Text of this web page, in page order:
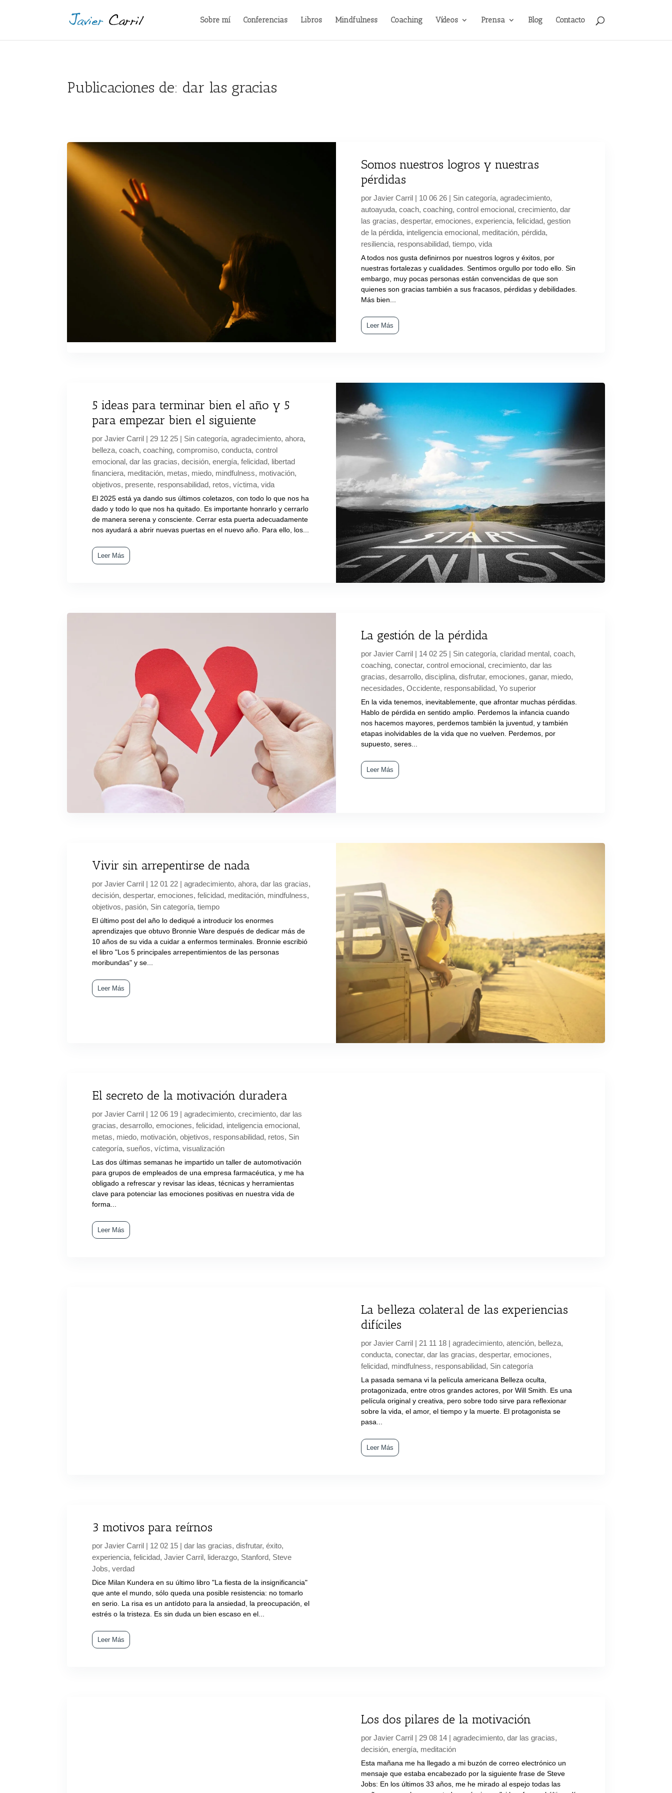
Sobre mí Conferencias Libros Mindfulness Coaching Vídeos Prensa Blog Contacto
Publicaciones de: dar las gracias
Somos nuestros logros y nuestras
pérdidas
por Javier Carril | 10 06 26 | Sin categoría, agradecimiento,
autoayuda, coach, coaching, control emocional, crecimiento, dar
las gracias, despertar, emociones, experiencia, felicidad, gestion
de la pérdida, inteligencia emocional, meditación, pérdida,
resiliencia, responsabilidad, tiempo, vida
A todos nos gusta definirnos por nuestros logros y éxitos, por
nuestras fortalezas y cualidades. Sentimos orgullo por todo ello. Sin
embargo, muy pocas personas están convencidas de que son
quienes son gracias también a sus fracasos, pérdidas y debilidades.
Más bien...
Leer Más
5 ideas para terminar bien el año y 5
para empezar bien el siguiente
porJavier Carril | 29 12 25 | Sin categoría,agradecimiento,ahora,
belleza,coach,coaching,compromiso,conducta,control
emocional,dar las gracias,decisión,energía,felicidad, libertad
financiera, meditación, metas, miedo, mindfulness, motivación,
objetivos, presente, responsabilidad, retos,víctima,vida
El 2025 está ya dando sus últimos coletazos, con todo lo que nos ha
dado y todo lo que nos ha quitado. Es importante honrarlo y cerrarlo
de manera serena y consciente. Cerrar esta puerta adecuadamente
nos ayudará a abrir nuevas puertas en el nuevo año. Para ello, los...
Leer Más
La gestión de la pérdida
por Javier Carril | 14 02 25 | Sin categoría, claridad mental, coach,
coaching, conectar, control emocional, crecimiento, dar las
gracias, desarrollo, disciplina, disfrutar, emociones, ganar, miedo,
necesidades, Occidente, responsabilidad, Yo superior
En la vida tenemos, inevitablemente, que afrontar muchas pérdidas.
Hablo de pérdida en sentido amplio. Perdemos la infancia cuando
nos hacemos mayores, perdemos también la juventud, y también
etapas inolvidables de la vida que no vuelven. Perdemos, por
supuesto, seres...
Leer Más
Vivir sin arrepentirse de nada
porJavier Carril | 12 01 22 |agradecimiento,ahora,dar las gracias,
decisión,despertar,emociones,felicidad, meditación, mindfulness,
objetivos, pasión, Sin categoría,tiempo
El último post del año lo dediqué a introducir los enormes
aprendizajes que obtuvo Bronnie Ware después de dedicar más de
10 años de su vida a cuidar a enfermos terminales. Bronnie escribió
el libro "Los 5 principales arrepentimientos de las personas
moribundas" y se...
Leer Más
El secreto de la motivación duradera
porJavier Carril | 12 06 19 |agradecimiento,crecimiento,dar las
gracias,desarrollo,emociones,felicidad, inteligencia emocional,
metas, miedo, motivación,objetivos, responsabilidad, retos, Sin
categoría,sueños,víctima,visualización
Las dos últimas semanas he impartido un taller de automotivación
para grupos de empleados de una empresa farmacéutica, y me ha
obligado a refrescar y revisar las ideas, técnicas y herramientas
clave para potenciar las emociones positivas en nuestra vida de
forma...
Leer Más
La belleza colateral de las experiencias
difíciles
por Javier Carril | 21 11 18 | agradecimiento, atención, belleza,
conducta, conectar, dar las gracias, despertar, emociones,
felicidad, mindfulness, responsabilidad, Sin categoría
La pasada semana vi la película americana Belleza oculta,
protagonizada, entre otros grandes actores, por Will Smith. Es una
película original y creativa, pero sobre todo sirve para reflexionar
sobre la vida, el amor, el tiempo y la muerte. El protagonista se
pasa...
Leer Más
3 motivos para reírnos
porJavier Carril | 12 02 15 |dar las gracias,disfrutar,éxito,
experiencia,felicidad,Javier Carril, liderazgo, Stanford, Steve
Jobs,verdad
Dice Milan Kundera en su último libro "La fiesta de la insignificancia"
que ante el mundo, sólo queda una posible resistencia: no tomarlo
en serio. La risa es un antídoto para la ansiedad, la preocupación, el
estrés o la tristeza. Es sin duda un bien escaso en el...
Leer Más
Los dos pilares de la motivación
por Javier Carril | 29 08 14 | agradecimiento, dar las gracias,
decisión, energía, meditación
Esta mañana me ha llegado a mi buzón de correo electrónico un
mensaje que estaba encabezado por la siguiente frase de Steve
Jobs: En los últimos 33 años, me he mirado al espejo todas las